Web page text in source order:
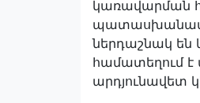
կառավարման
ներդաշնակ են
համատեղում
արդյունավետ